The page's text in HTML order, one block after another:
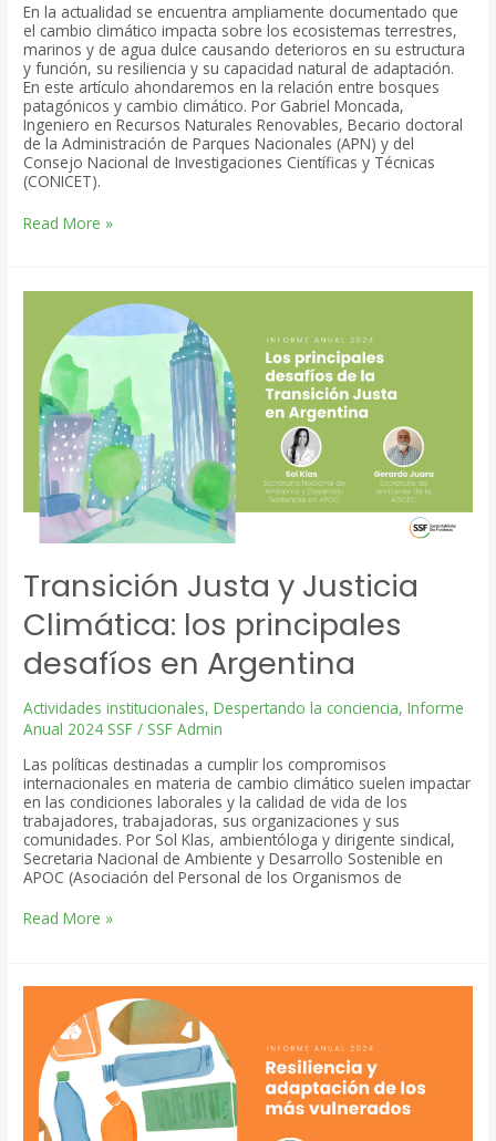
En la actualidad se encuentra ampliamente documentado que
el cambio climático impacta sobre los ecosistemas terrestres,
marinos y de agua dulce causando deterioros en su estructura
y función, su resiliencia y su capacidad natural de adaptación.
En este artículo ahondaremos en la relación entre bosques
patagónicos y cambio climático. Por Gabriel Moncada,
Ingeniero en Recursos Naturales Renovables, Becario doctoral
de la Administración de Parques Nacionales (APN) y del
Consejo Nacional de Investigaciones Científicas y Técnicas
(CONICET).
Bosques
climático:
investigar
conservar
Read More »
Transición Justa y Justicia
Climática: los principales
desafíos en Argentina
Actividades institucionales,Despertando la conciencia,Informe
Anual 2024 SSF / SSF Admin
Las políticas destinadas a cumplir los compromisos
internacionales en materia de cambio climático suelen impactar
en las condiciones laborales y la calidad de vida de los
trabajadores, trabajadoras, sus organizaciones y sus
comunidades. Por Sol Klas, ambientóloga y dirigente sindical,
Secretaria Nacional de Ambiente y Desarrollo Sostenible en
APOC (Asociación del Personal de los Organismos de
Transición
Climática:
principales
desafíos
Argentina
Read More »